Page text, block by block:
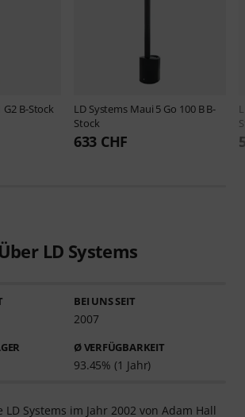
G2 B-Stock LD Systems Maui 5 Go 100 B B-
Stock
633 CHF
Über LD Systems
BEI UNS SEIT
2007
Ø VERFÜGBARKEIT
93.45% (1 Jahr)
Systems im Jahr 2002 von Adam Hall